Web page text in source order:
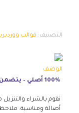
التصنيف: قوالب
الوصف
100% أصلي – يتضمن جميع الميزات المتميزة.
نقوم بالشراء والتنزيل
أصالة ومناسبة.